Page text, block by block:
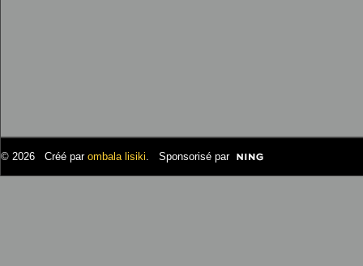
© 2026 Créé par ombala lisiki. Sponsorisé par